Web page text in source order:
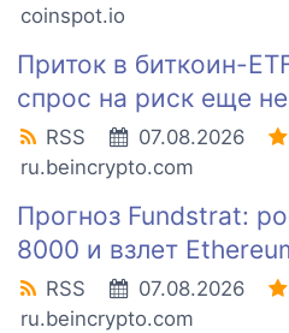
coinspot.io
Приток в биткоин-
спрос на риск еще
RSS 07.08.2026
ru.beincrypto.com
Прогноз Fundstrat:
8000 и взлет
RSS 07.08.2026
ru.beincrypto.com